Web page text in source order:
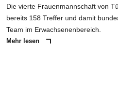
Die vierte Frauenmannschaft von
bereits 158 Treffer und damit
Team im Erwachsenenbereich.
Mehr lesen